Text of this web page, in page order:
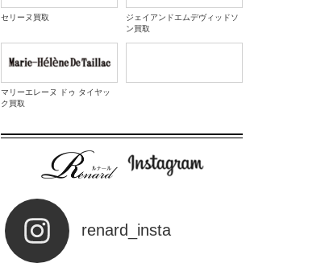
セリーヌ買取
ジェイアンドエムデヴィッドソ
ン買取
マリーエレーヌ ドゥ タイヤッ
ク買取
renard_insta